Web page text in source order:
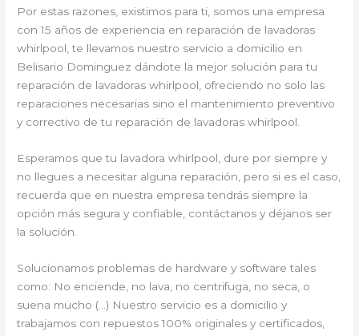
Por estas razones, existimos para ti, somos una empresa
con 15 años de experiencia en reparación de lavadoras
whirlpool, te llevamos nuestro servicio a domicilio en
Belisario Dominguez dándote la mejor solución para tu
reparación de lavadoras whirlpool, ofreciendo no solo las
reparaciones necesarias sino el mantenimiento preventivo
y correctivo de tu reparación de lavadoras whirlpool.
Esperamos que tu lavadora whirlpool, dure por siempre y
no llegues a necesitar alguna reparación, pero si es el caso,
recuerda que en nuestra empresa tendrás siempre la
opción más segura y confiable, contáctanos y déjanos ser
la solución.
Solucionamos problemas de hardware y software tales
como: No enciende, no lava, no centrifuga, no seca, o
suena mucho (…) Nuestro servicio es a domicilio y
trabajamos con repuestos 100% originales y certificados,